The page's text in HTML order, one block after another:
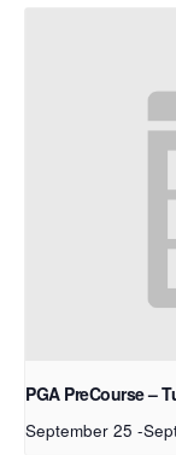
PGA PreCourse –
September 25 -